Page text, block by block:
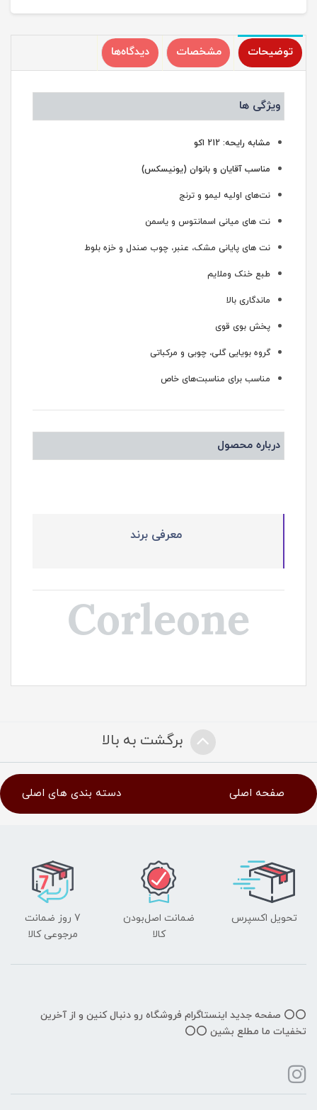
توضیحات مشخصات دیدگاه‌ها
ویژگی ها
مشابه رایحه: 212 اکو
مناسب آقایان و بانوان (یونیسکس)
نت‌های اولیه لیمو و ترنج
نت های میانی اسمانتوس و یاسمن
نت های پایانی مشک، عنبر، چوب صندل و خزه بلوط
طبع خنک وملایم
ماندگاری بالا
پخش بوی قوی
گروه بویایی گلی، چوبی و مرکباتی
مناسب برای مناسبت‌های خاص
درباره محصول
معرفی برند
Corleone
برگشت به بالا
صفحه اصلی دسته بندی های اصلی
تحویل اکسپرس
ضمانت اصل‌بودن
کالا
7 روز ضمانت
مرجوعی کالا
⭕️⭕️ صفحه جدید اینستاگرام فروشگاه رو دنبال کنین و از آخرین
تخفیات ما مطلع بشین ⭕️⭕️